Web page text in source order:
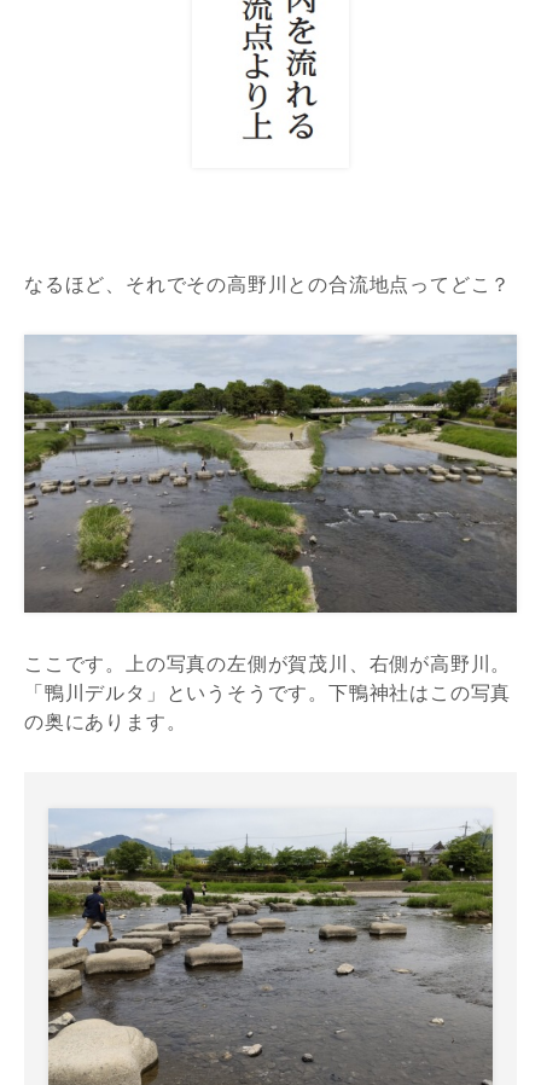
なるほど、それでその高野川との合流地点ってどこ？
ここです。上の写真の左側が賀茂川、右側が高野川。
「鴨川デルタ」というそうです。下鴨神社はこの写真
の奥にあります。